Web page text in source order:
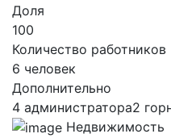
Доля
100
Количество работников
6 человек
Дополнительно
4 администратора2
Недвижимость